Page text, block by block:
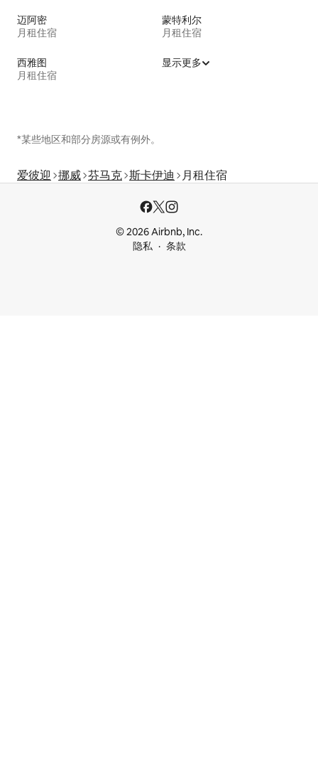
迈阿密
月租住宿
蒙特利尔
月租住宿
西雅图
月租住宿
显示更多
*某些地区和部分房源或有例外。
爱彼迎 挪威 芬马克 斯卡伊迪 月租住宿
© 2026 Airbnb, Inc.
隐私
条款